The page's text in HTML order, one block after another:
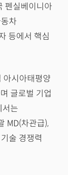
펜실베이니아
차
등에서 핵심
아시아태평양
글로벌 기업
서는
MD(차관급),
술 경쟁력